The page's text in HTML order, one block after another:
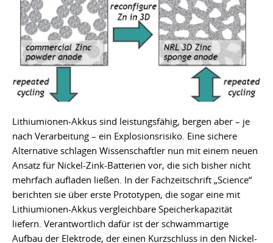
Lithiumionen-Akkus sind leistungsfähig, bergen aber – je
nach Verarbeitung – ein Explosionsrisiko. Eine sichere
Alternative schlagen Wissenschaftler nun mit einem neuen
Ansatz für Nickel-Zink-Batterien vor, die sich bisher nicht
mehrfach aufladen ließen. In der Fachzeitschrift „Science“
berichten sie über erste Prototypen, die sogar eine mit
Lithiumionen-Akkus vergleichbare Speicherkapazität
liefern. Verantwortlich dafür ist der schwammartige
Aufbau der Elektrode, der einen Kurzschluss in den Nickel-